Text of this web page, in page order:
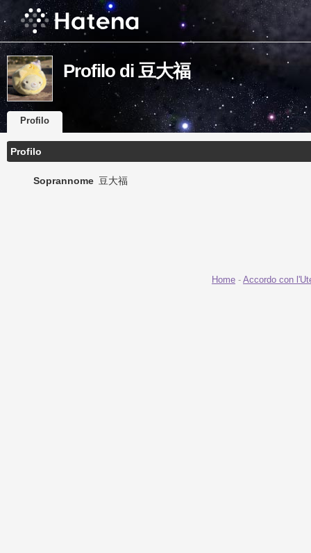
Profilo di 豆大福
Profilo
Profilo
Soprannome 豆大福
Home - Accordo con